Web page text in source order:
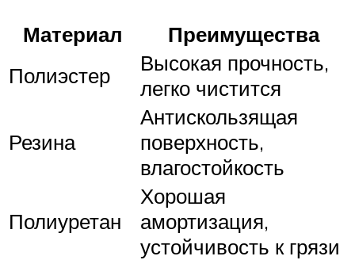
Материал
Преимущества
Полиэстер
Высокая прочность,
легко чистится
Резина
Антискользящая
поверхность,
влагостойкость
Полиуретан
Хорошая
амортизация,
устойчивость к грязи